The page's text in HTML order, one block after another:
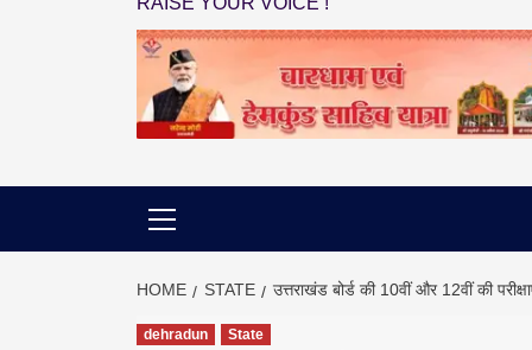
HOME STATE उत्तराखंड बोर्ड की 10वीं और 12वीं की
dehradun State